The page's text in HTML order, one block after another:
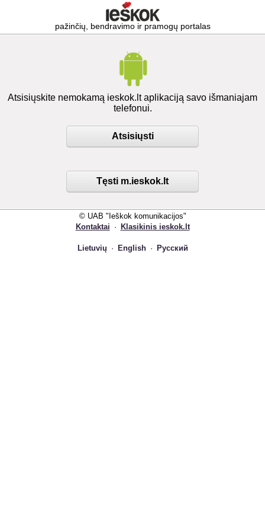
pažinčių, bendravimo ir pramogų portalas
Atsisiųskite nemokamą ieskok.lt aplikaciją savo išmaniajam
telefonui.
Atsisiųsti
Tęsti m.ieskok.lt
© UAB "Ieškok komunikacijos"
Kontaktai · Klasikinis ieskok.lt
Lietuvių · English · Русский